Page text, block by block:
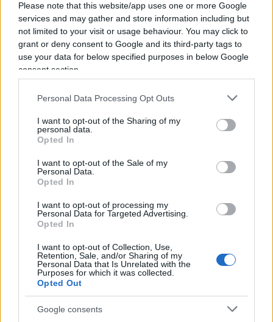
Please note that this website/app uses one or more Google
services and may gather and store information including but
not limited to your visit or usage behaviour. You may click to
grant or deny consent to Google and its third-party tags to
use your data for below specified purposes in below Google
consent section.
Personal Data Processing Opt Outs
I want to opt-out of the Sharing of my
personal data.
Opted In
I want to opt-out of the Sale of my
Personal Data.
Opted In
I want to opt-out of processing my
Personal Data for Targeted Advertising.
Opted In
I want to opt-out of Collection, Use,
Retention, Sale, and/or Sharing of my
Personal Data that Is Unrelated with the
Purposes for which it was collected.
Opted Out
Google consents
foss’alltro perché la parola “reciprocità” a Berlino
non esiste: basta vedereil caso Unicredit-
Commerzbank. Anche con il nuovo corso del
cancelliereMerz.
Leggi anche
Patto di Stabilità, ecco che cosa dovrà fare
l’Italia col debito
Borghi: sul Mes non abbassiamo la guardia,
non siamo fuori pericolo
Nessuna rete per i risparmiatori
L’unione bancaria europea avrebbe dovuto
includere unarete di protezione comune per i
depositanti (l’Edis)
la Germania ha sempre